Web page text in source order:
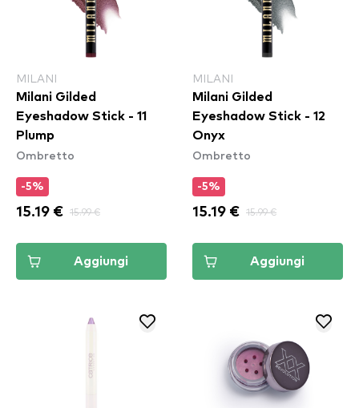
MILANI
Milani Gilded
Eyeshadow Stick - 11
Plump
Ombretto
-5%
15.19 € 15.99 €
Aggiungi
MILANI
Milani Gilded
Eyeshadow Stick - 12
Onyx
Ombretto
-5%
15.19 € 15.99 €
Aggiungi